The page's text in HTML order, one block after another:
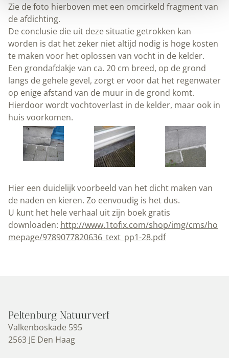
Zie de foto hierboven met een omcirkeld fragment van
de afdichting.
De conclusie die uit deze situatie getrokken kan
worden is dat het zeker niet altijd nodig is hoge kosten
te maken voor het oplossen van vocht in de kelder.
Een grondafdakje van ca. 20 cm breed, op de grond
langs de gehele gevel, zorgt er voor dat het regenwater
op enige afstand van de muur in de grond komt.
Hierdoor wordt vochtoverlast in de kelder, maar ook in
huis voorkomen.
Hier een duidelijk voorbeeld van het dicht maken van
de naden en kieren. Zo eenvoudig is het dus.
U kunt het hele verhaal uit zijn boek gratis
downloaden: http://www.1tofix.com/shop/img/cms/ho
mepage/9789077820636_text_pp1-28.pdf
Peltenburg Natuurverf
Valkenboskade 595
2563 JE Den Haag